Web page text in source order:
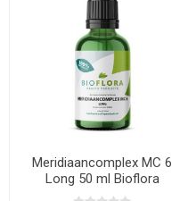
Meridiaancomplex MC 6
Long 50 ml Bioflora